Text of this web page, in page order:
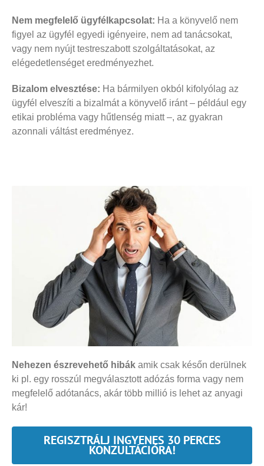
Nem megfelelő ügyfélkapcsolat: Ha a könyvelő nem
figyel az ügyfél egyedi igényeire, nem ad tanácsokat,
vagy nem nyújt testreszabott szolgáltatásokat, az
elégedetlenséget eredményezhet.
Bizalom elvesztése: Ha bármilyen okból kifolyólag az
ügyfél elveszíti a bizalmát a könyvelő iránt – például egy
etikai probléma vagy hűtlenség miatt –, az gyakran
azonnali váltást eredményez.
Nehezen észrevehető hibákamik csak későn derülnek
ki pl. egy rosszúl megválasztott adózás forma vagy nem
megfelelő adótanács, akár több millió is lehet az anyagi
kár!
REGISZTRÁLJ INGYENES 30 PERCES
KONZULTÁCIÓRA!